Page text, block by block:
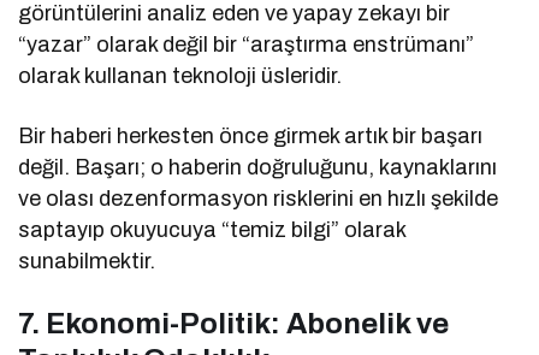
görüntülerini analiz eden ve yapay zekayı bir
“yazar” olarak değil bir “araştırma enstrümanı”
olarak kullanan teknoloji üsleridir.
Bir haberi herkesten önce girmek artık bir başarı
değil. Başarı; o haberin doğruluğunu, kaynaklarını
ve olası dezenformasyon risklerini en hızlı şekilde
saptayıp okuyucuya “temiz bilgi” olarak
sunabilmektir.
7. Ekonomi-Politik: Abonelik ve